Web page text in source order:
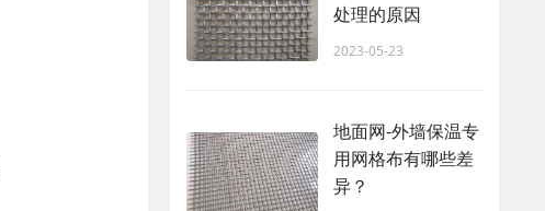
处理的原因
2023-05-23
地面网-外墙保温专
用网格布有哪些差
异？